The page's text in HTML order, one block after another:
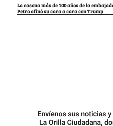
La casona más de 100 años de la
Petro afinó su cara a cara con Trump